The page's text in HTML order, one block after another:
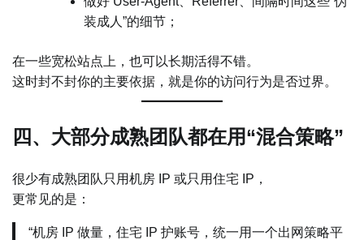
装成人”的细节；
在一些宽松站点上，也可以长期活得不错。
这时封不封你的主要依据，就是你的访问行为是否过界。
四、大部分成熟团队都在用“混合策略”
很少有成熟团队只用机房 IP 或只用住宅 IP，
更常见的是：
“机房 IP 做量，住宅 IP 护账号，统一用一个出网策略平